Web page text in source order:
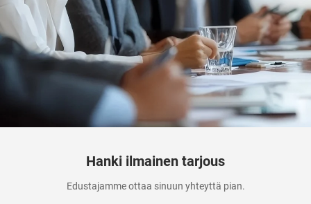
Hanki ilmainen tarjous
Edustajamme ottaa sinuun yhteyttä pian.